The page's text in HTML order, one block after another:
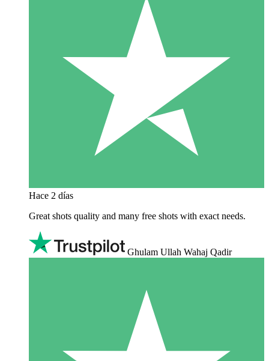
Hace 2 días
Great shots quality and many free shots with exact needs.
Ghulam Ullah Wahaj Qadir